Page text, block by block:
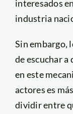
interesados
industria
Sin embargo,
de escuchar
en este
actores es
dividir entre